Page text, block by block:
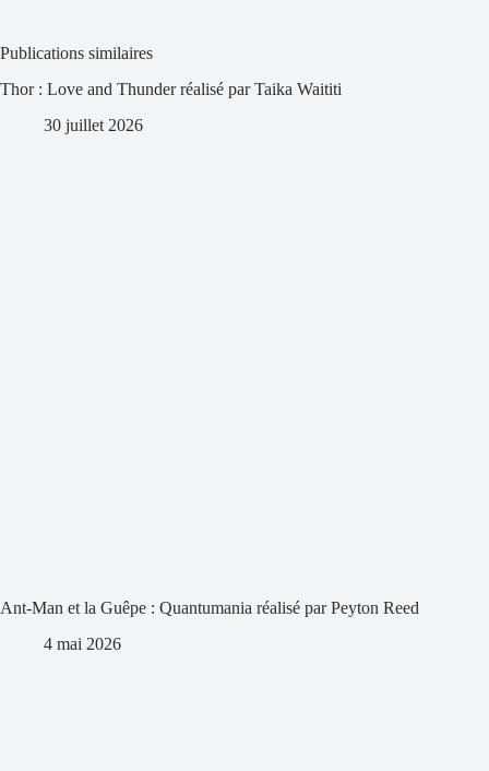
Publications similaires
Thor : Love and Thunder réalisé par Taika Waititi
30 juillet 2026
Ant-Man et la Guêpe : Quantumania réalisé par Peyton Reed
4 mai 2026